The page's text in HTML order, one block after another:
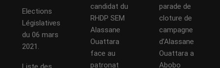
Elections
Législatives
du 06 mars
2021.
candidat du
RHDP SEM
Alassane
Ouattara
face au
patronat
parade de
cloture de
campagne
d’Alassane
Ouattara a
Abobo